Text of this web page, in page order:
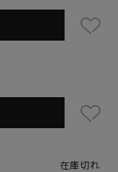
在庫切れ